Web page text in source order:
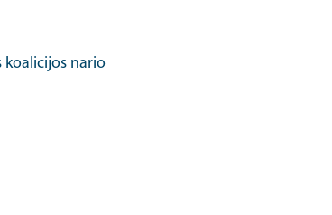
koalicijos nario